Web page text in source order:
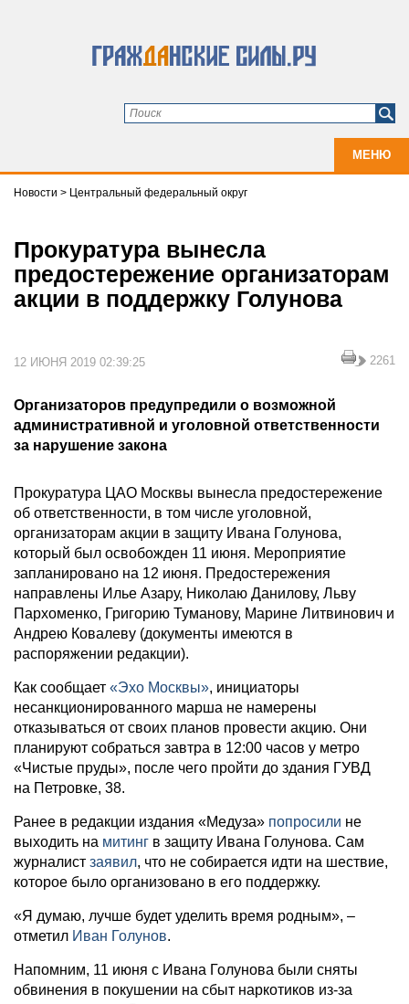
МЕНЮ
Новости > Центральный федеральный округ
Прокуратура вынесла
предостережение организаторам
акции в поддержку Голунова
12 ИЮНЯ 2019 02:39:25 2261
Организаторов предупредили о возможной
административной и уголовной ответственности
за нарушение закона
Прокуратура ЦАО Москвы вынесла предостережение
об ответственности, в том числе уголовной,
организаторам акции в защиту Ивана Голунова,
который был освобожден 11 июня. Мероприятие
запланировано на 12 июня. Предостережения
направлены Илье Азару, Николаю Данилову, Льву
Пархоменко, Григорию Туманову, Марине Литвинович и
Андрею Ковалеву (документы имеются в
распоряжении редакции).
Как сообщает «Эхо Москвы», инициаторы
несанкционированного марша не намерены
отказываться от своих планов провести акцию. Они
планируют собраться завтра в 12:00 часов у метро
«Чистые пруды», после чего пройти до здания ГУВД
на Петровке, 38.
Ранее в редакции издания «Медуза» попросили не
выходить на митинг в защиту Ивана Голунова. Сам
журналист заявил, что не собирается идти на шествие,
которое было организовано в его поддержку.
«Я думаю, лучше будет уделить время родным», –
отметил Иван Голунов.
Напомним, 11 июня с Ивана Голунова были сняты
обвинения в покушении на сбыт наркотиков из-за